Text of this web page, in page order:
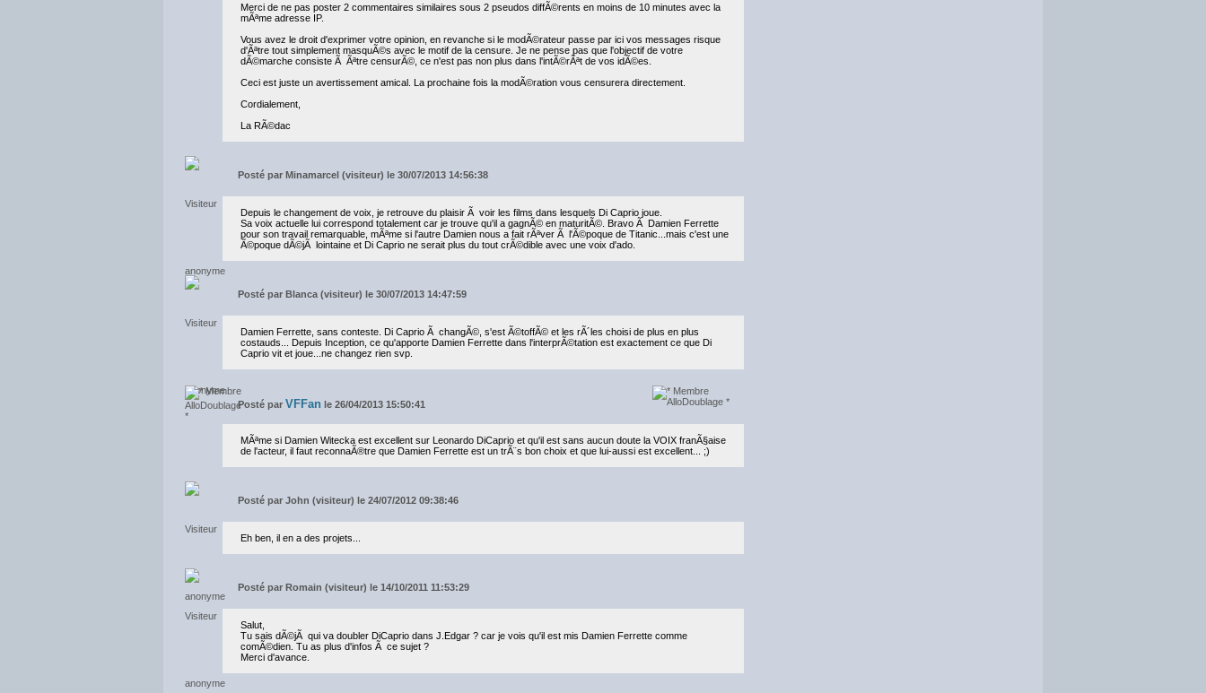
Merci de ne pas poster 2 commentaires similaires sous 2 pseudos diffÃ©rents en moins de 10 minutes avec la
mÃªme adresse IP.
Vous avez le droit d'exprimer votre opinion, en revanche si le modÃ©rateur passe par ici vos messages risque
d'Ãªtre tout simplement masquÃ©s avec le motif de la censure. Je ne pense pas que l'objectif de votre
dÃ©marche consiste Ã Ãªtre censurÃ©, ce n'est pas non plus dans l'intÃ©rÃªt de vos idÃ©es.
Ceci est juste un avertissement amical. La prochaine fois la modÃ©ration vous censurera directement.
Cordialement,
La RÃ©dac
Posté par Minamarcel (visiteur) le 30/07/2013 14:56:38
Depuis le changement de voix, je retrouve du plaisir Ã voir les films dans lesquels Di Caprio joue.
Sa voix actuelle lui correspond totalement car je trouve qu'il a gagnÃ© en maturitÃ©. Bravo Ã Damien Ferrette
pour son travail remarquable, mÃªme si l'autre Damien nous a fait rÃªver Ã l'Ã©poque de Titanic...mais c'est une
Ã©poque dÃ©jÃ lointaine et Di Caprio ne serait plus du tout crÃ©dible avec une voix d'ado.
Posté par Blanca (visiteur) le 30/07/2013 14:47:59
Damien Ferrette, sans conteste. Di Caprio Ã changÃ©, s'est Ã©toffÃ© et les rÃ´les choisi de plus en plus
costauds... Depuis Inception, ce qu'apporte Damien Ferrette dans l'interprÃ©tation est exactement ce que Di
Caprio vit et joue...ne changez rien svp.
Posté par VFFan le 26/04/2013 15:50:41
MÃªme si Damien Witecka est excellent sur Leonardo DiCaprio et qu'il est sans aucun doute la VOIX franÃ§aise
de l'acteur, il faut reconnaÃ®tre que Damien Ferrette est un trÃ¨s bon choix et que lui-aussi est excellent... ;)
Posté par John (visiteur) le 24/07/2012 09:38:46
Eh ben, il en a des projets...
Posté par Romain (visiteur) le 14/10/2011 11:53:29
Salut,
Tu sais dÃ©jÃ qui va doubler DiCaprio dans J.Edgar ? car je vois qu'il est mis Damien Ferrette comme
comÃ©dien. Tu as plus d'infos Ã ce sujet ?
Merci d'avance.